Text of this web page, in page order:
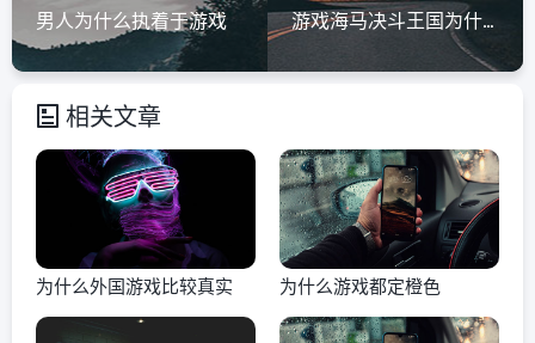
男人为什么执着于游戏 游戏海马决斗王国为什么输了
相关文章
为什么外国游戏比较真实 为什么游戏都定橙色